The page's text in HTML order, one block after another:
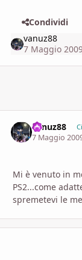
Condividi
vanuz88
7 Maggio
vanuz88
7 Maggio
Mi è venuto in
PS2...come
spremetevi le